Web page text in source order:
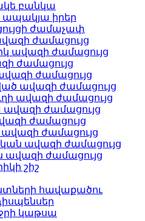
բանկա
ապակյա իրեր
ժամաչափ
ժամացույց
ավազի ժամացույց
ժամացույց
ժամացույց
ավազի ժամացույց
ավազի ժամացույց
ավազի ժամացույց
ժամացույց
ժամացույց
ավազի ժամացույց
ավազի ժամացույց
շիշ
հավաքածու
կաթսա